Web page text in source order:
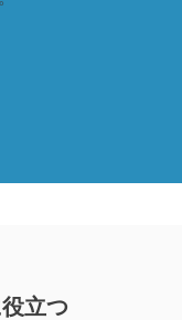
立つ